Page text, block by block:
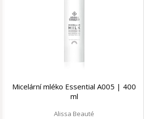
Micelární mléko Essential A005 | 400
ml
Alissa Beauté